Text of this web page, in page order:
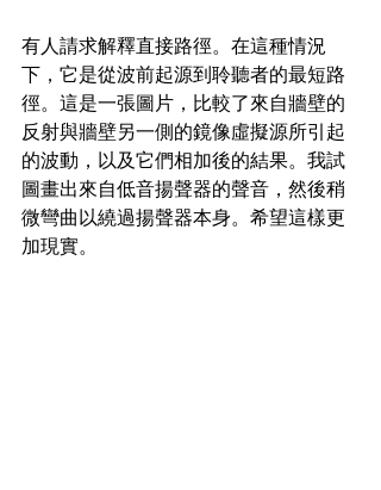
有人請求解釋直接路徑。在這種情況
下，它是從波前起源到聆聽者的最短路
徑。這是一張圖片，比較了來自牆壁的
反射與牆壁另一側的鏡像虛擬源所引起
的波動，以及它們相加後的結果。我試
圖畫出來自低音揚聲器的聲音，然後稍
微彎曲以繞過揚聲器本身。希望這樣更
加現實。